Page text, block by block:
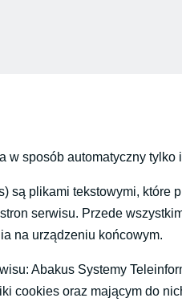
w sposób automatyczny
są plikami tekstowymi, które
serwisu. Przede
na urządzeniu końcowym.
Abakus Systemy
cookies oraz mającym do